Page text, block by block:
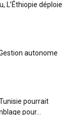
L’Éthiopie déploie
autonome
pourrait
pour...